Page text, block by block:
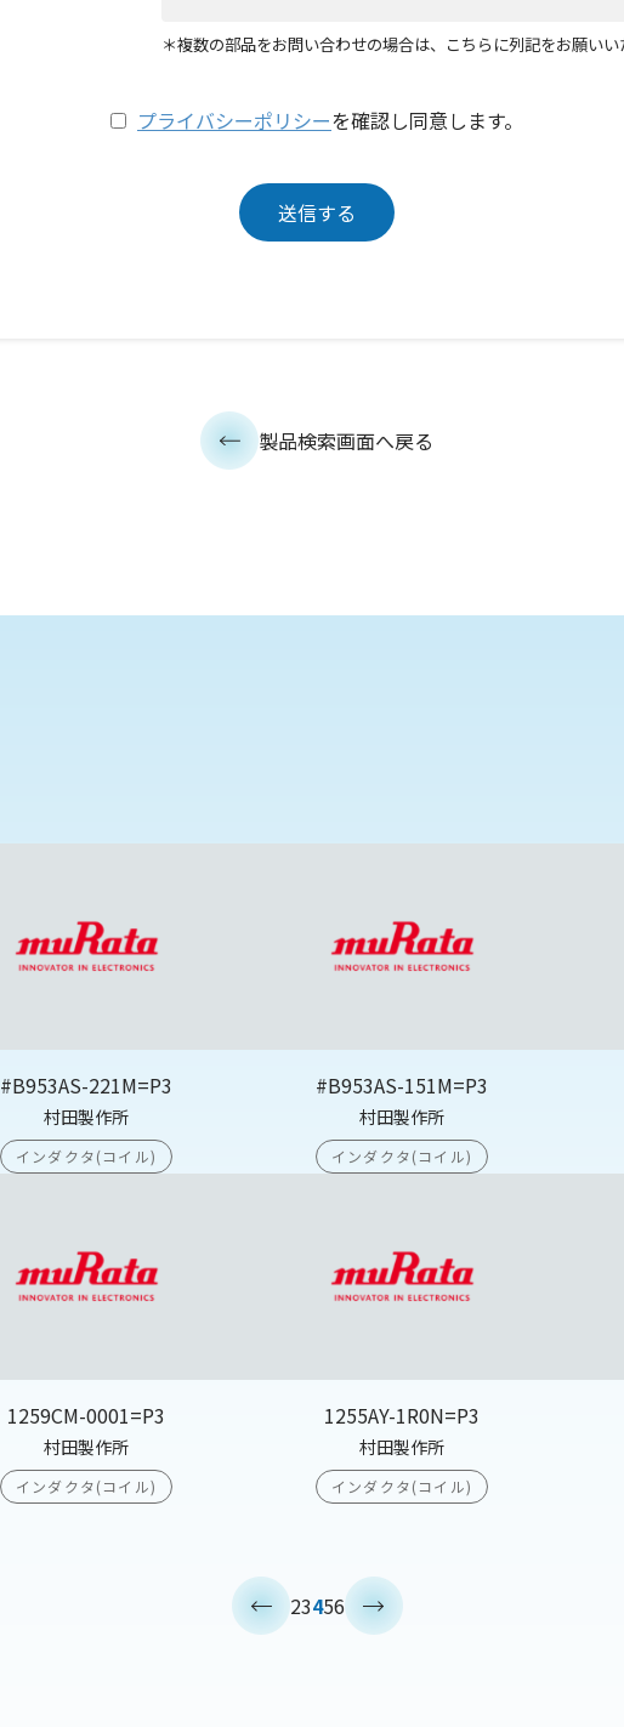
＊複数の部品をお問い合わせの場合は、こちらに列記をお願いい
プライバシーポリシーを確認し同意します。
製品検索画面へ戻る
#B953AS-221M=P3
村田製作所
インダクタ(コイル)
#B953AS-151M=P3
村田製作所
インダクタ(コイル)
1259CM-0001=P3
村田製作所
インダクタ(コイル)
1255AY-1R0N=P3
村田製作所
インダクタ(コイル)
23456